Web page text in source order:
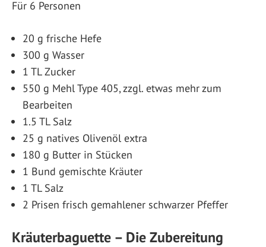
Für 6 Personen
20 g frische Hefe
300 g Wasser
1 TL Zucker
550 g Mehl Type 405, zzgl. etwas mehr zum
Bearbeiten
1.5 TL Salz
25 g natives Olivenöl extra
180 g Butter in Stücken
1 Bund gemischte Kräuter
1 TL Salz
2 Prisen frisch gemahlener schwarzer Pfeffer
Kräuterbaguette – Die Zubereitung